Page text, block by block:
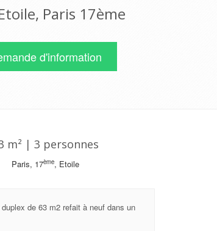
Paris 17ème
d'information
m² | 3 personnes
Paris, 17ème, Etoile
de 63 m2 refait à neuf dans un